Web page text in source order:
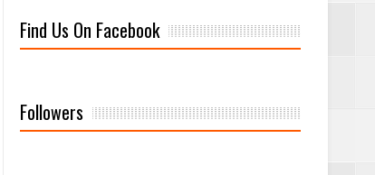
Find Us On Facebook
Followers